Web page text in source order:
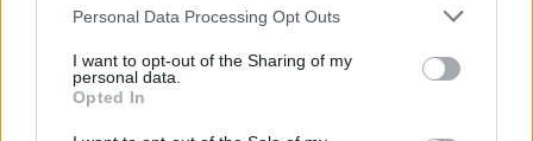
Please note that this website/app uses one or more Google
not limited to your visit or usage behaviour. You may click to
grant or deny consent to Google and its third-party tags to
use your data for below specified purposes in below Google
consent section.
Personal Data Processing Opt Outs
I want to opt-out of the Sharing of my
personal data.
Opted In
F
a
ce
T
w
it
Pi
n
W
h
S
h